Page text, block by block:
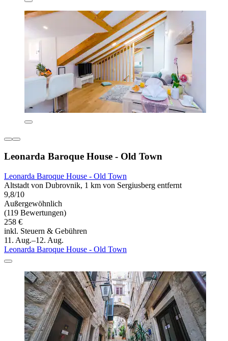
Leonarda Baroque House - Old Town
Leonarda Baroque House - Old Town
Altstadt von Dubrovnik, 1 km von Sergiusberg entfernt
9,8/10
Außergewöhnlich
(119 Bewertungen)
258 €
inkl. Steuern & Gebühren
11. Aug.–12. Aug.
Leonarda Baroque House - Old Town